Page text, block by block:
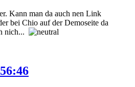
Kann man da auch nen Link
bei Chio auf der Demoseite da
nich...